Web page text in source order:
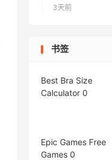
3天前
书签
Best Bra Size
Calculator 0
Epic Games Free
Games 0